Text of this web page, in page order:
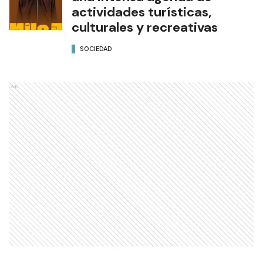
actividades turísticas,
culturales y recreativas
SOCIEDAD
Ads